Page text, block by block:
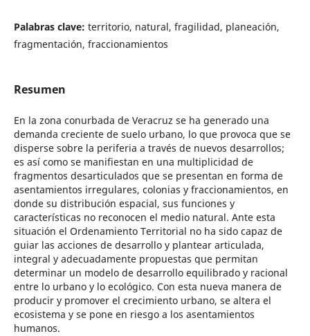
Palabras clave: territorio, natural, fragilidad, planeación,
fragmentación, fraccionamientos
Resumen
En la zona conurbada de Veracruz se ha generado una
demanda creciente de suelo urbano, lo que provoca que se
disperse sobre la periferia a través de nuevos desarrollos;
es así como se manifiestan en una multiplicidad de
fragmentos desarticulados que se presentan en forma de
asentamientos irregulares, colonias y fraccionamientos, en
donde su distribución espacial, sus funciones y
características no reconocen el medio natural. Ante esta
situación el Ordenamiento Territorial no ha sido capaz de
guiar las acciones de desarrollo y plantear articulada,
integral y adecuadamente propuestas que permitan
determinar un modelo de desarrollo equilibrado y racional
entre lo urbano y lo ecológico. Con esta nueva manera de
producir y promover el crecimiento urbano, se altera el
ecosistema y se pone en riesgo a los asentamientos
humanos.